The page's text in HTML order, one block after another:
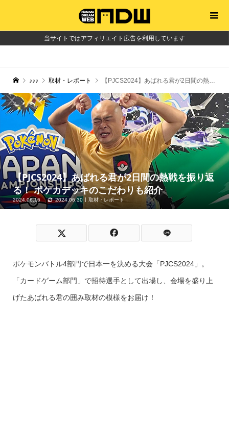
当サイトではアフィリエイト広告を利用しています
♪♪♪ 取材・レポート 【PJCS2024】あばれる君が2日間の熱戦を振り返る！ ポケカデッキのこだわりも紹介
【PJCS2024】あばれる君が2日間の熱戦を振り返
る！ ポケカデッキのこだわりも紹介
2024.06.16 2024.06.30 取材・レポート
ポケモンバトル4部門で日本一を決める大会「PJCS2024」。
「カードゲーム部門」で招待選手として出場し、会場を盛り上
げたあばれる君の囲み取材の模様をお届け！